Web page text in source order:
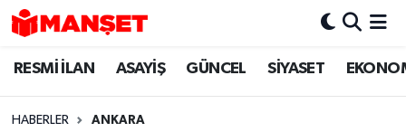
RESMİ İLAN ASAYİŞ GÜNCEL SİYASET
HABERLER ANKARA
Hava Durumu
Trafik Durumu